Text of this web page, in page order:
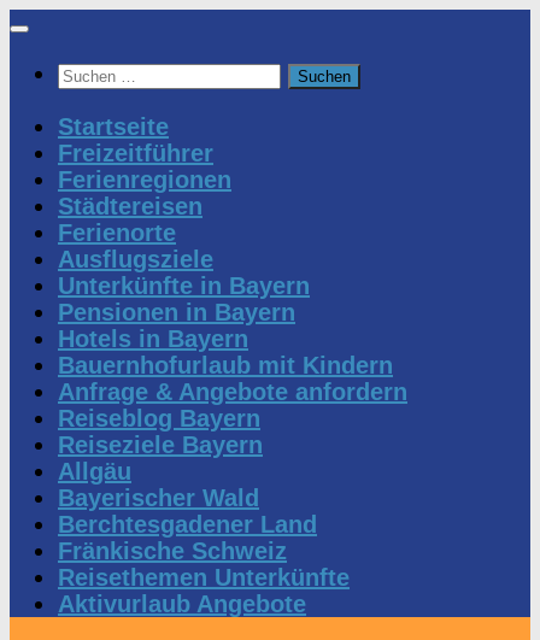
Zum
springenSuchen
Startseite
Freizeitführer
Ferienregionen
Städtereisen
Ferienorte
Ausflugsziele
Unterkünfte in Bayern
Pensionen in Bayern
Hotels in Bayern
Bauernhofurlaub mit Kindern
Anfrage & Angebote anfordern
Reiseblog Bayern
Reiseziele Bayern
Allgäu
Bayerischer Wald
Berchtesgadener Land
Fränkische Schweiz
Reisethemen Unterkünfte
Aktivurlaub Angebote